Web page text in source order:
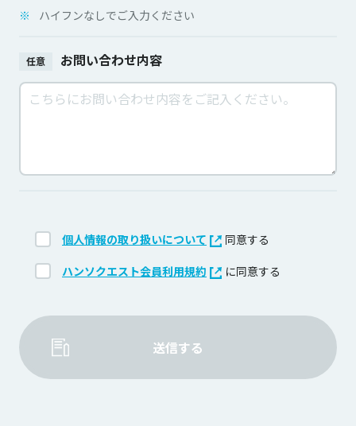
※ ハイフンなしでご入力ください
任意 お問い合わせ内容
個人情報の取り扱いについて 同意する
ハンソクエスト会員利用規約 に同意する
送信する